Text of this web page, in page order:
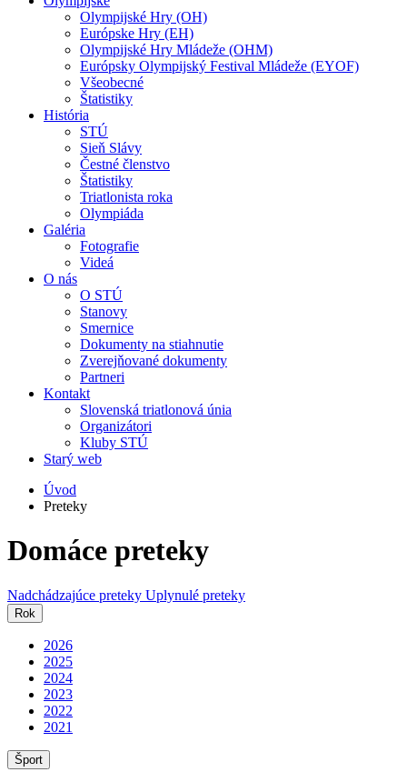
Olympijské Hry (OH)
Európske Hry (EH)
Olympijské Hry Mládeže (OHM)
Európsky Olympijský Festival Mládeže (EYOF)
Všeobecné
Štatistiky
História
STÚ
Sieň Slávy
Čestné členstvo
Štatistiky
Triatlonista roka
Olympiáda
Galéria
Fotografie
Videá
O nás
O STÚ
Stanovy
Smernice
Dokumenty na stiahnutie
Zverejňované dokumenty
Partneri
Kontakt
Slovenská triatlonová únia
Organizátori
Kluby STÚ
Starý web
Úvod
Preteky
Domáce preteky
Nadchádzajúce preteky Uplynulé preteky
Rok
2026
2025
2024
2023
2022
2021
Šport